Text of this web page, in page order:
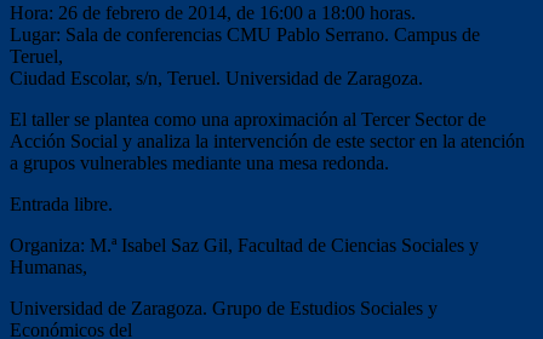
Hora: 26 de febrero de 2014, de 16:00 a 18:00 horas.
Lugar: Sala de conferencias CMU Pablo Serrano. Campus de
Teruel,
Ciudad Escolar, s/n, Teruel. Universidad de Zaragoza.
El taller se plantea como una aproximación al Tercer Sector de
Acción Social y analiza la intervención de este sector en la atención
a grupos vulnerables mediante una mesa redonda.
Entrada libre.
Organiza: M.ª Isabel Saz Gil, Facultad de Ciencias Sociales y
Humanas,
Universidad de Zaragoza. Grupo de Estudios Sociales y
Económicos del